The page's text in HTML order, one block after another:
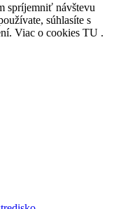
spríjemniť návštevu
súhlasíte s
Viac o cookies TU .